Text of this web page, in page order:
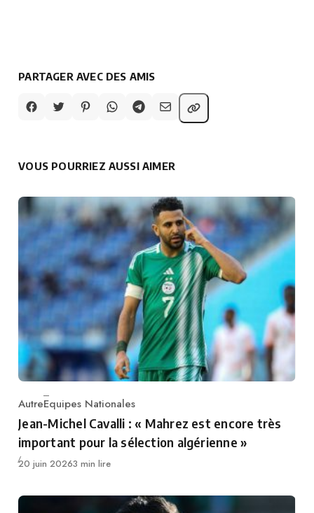
PARTAGER AVEC DES AMIS
VOUS POURRIEZ AUSSI AIMER
Category
AutreEquipes Nationales
Jean-Michel Cavalli : « Mahrez est encore très
important pour la sélection algérienne »
Publié
20 juin 20263 min lire